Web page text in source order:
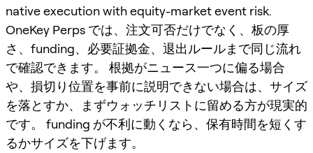
native execution with equity-market event risk.
OneKey Perps では、注文可否だけでなく、板の厚
さ、funding、必要証拠金、退出ルールまで同じ流れ
で確認できます。 根拠がニュース一つに偏る場合
や、損切り位置を事前に説明できない場合は、サイズ
を落とすか、まずウォッチリストに留める方が現実的
です。 funding が不利に動くなら、保有時間を短くす
るかサイズを下げます。